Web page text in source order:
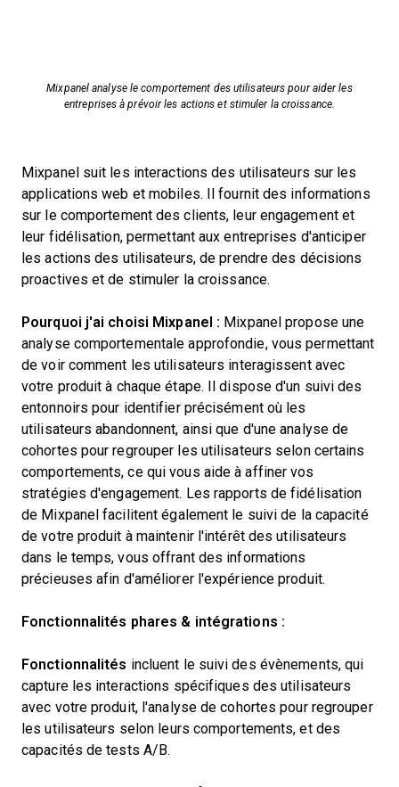
Mixpanel analyse le comportement des utilisateurs pour aider les
entreprises à prévoir les actions et stimuler la croissance.
Mixpanel suit les interactions des utilisateurs sur les
applications web et mobiles. Il fournit des informations
sur le comportement des clients, leur engagement et
leur fidélisation, permettant aux entreprises d'anticiper
les actions des utilisateurs, de prendre des décisions
proactives et de stimuler la croissance.
Pourquoi j'ai choisi Mixpanel : Mixpanel propose une
analyse comportementale approfondie, vous permettant
de voir comment les utilisateurs interagissent avec
votre produit à chaque étape. Il dispose d'un suivi des
entonnoirs pour identifier précisément où les
utilisateurs abandonnent, ainsi que d'une analyse de
cohortes pour regrouper les utilisateurs selon certains
comportements, ce qui vous aide à affiner vos
stratégies d'engagement. Les rapports de fidélisation
de Mixpanel facilitent également le suivi de la capacité
de votre produit à maintenir l'intérêt des utilisateurs
dans le temps, vous offrant des informations
précieuses afin d'améliorer l'expérience produit.
Fonctionnalités phares & intégrations :
Fonctionnalités incluent le suivi des évènements, qui
capture les interactions spécifiques des utilisateurs
avec votre produit, l'analyse de cohortes pour regrouper
les utilisateurs selon leurs comportements, et des
capacités de tests A/B.